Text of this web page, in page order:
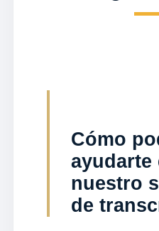
Cómo
ayudarte
nuestro
de